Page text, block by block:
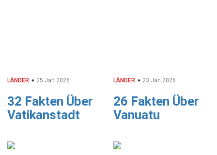
LÄNDER 25 Jan 2026
32 Fakten Über
Vatikanstadt
LÄNDER 23 Jan 2026
26 Fakten Über
Vanuatu